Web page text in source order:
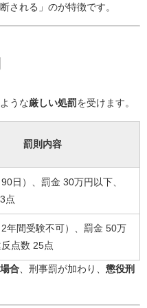
される」のが特徴です。
うな厳しい処罰を受けます。
罰則内容
日）、罰金 30万円以下、
点
年間受験不可）、罰金 50万
点数 25点
合 、刑事罰が加わり、 懲役刑